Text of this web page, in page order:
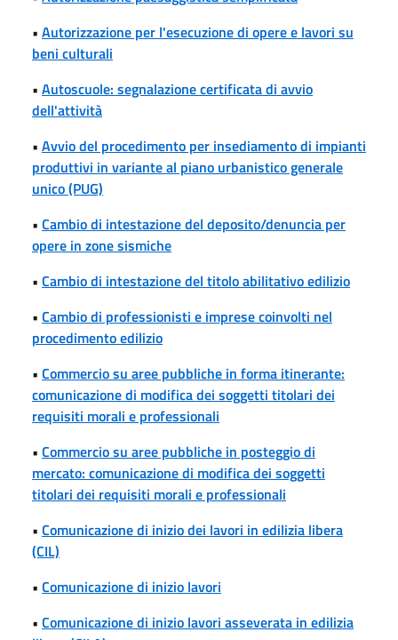
• Autorizzazione per l'esecuzione di opere e lavori su
beni culturali
• Autoscuole: segnalazione certificata di avvio
dell'attività
• Avvio del procedimento per insediamento di impianti
produttivi in variante al piano urbanistico generale
unico (PUG)
• Cambio di intestazione del deposito/denuncia per
opere in zone sismiche
• Cambio di intestazione del titolo abilitativo edilizio
• Cambio di professionisti e imprese coinvolti nel
procedimento edilizio
• Commercio su aree pubbliche in forma itinerante:
comunicazione di modifica dei soggetti titolari dei
requisiti morali e professionali
• Commercio su aree pubbliche in posteggio di
mercato: comunicazione di modifica dei soggetti
titolari dei requisiti morali e professionali
• Comunicazione di inizio dei lavori in edilizia libera
(CIL)
• Comunicazione di inizio lavori
• Comunicazione di inizio lavori asseverata in edilizia